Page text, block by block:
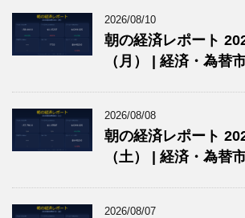
2026/08/10
朝の経済レポート
（月） | 経済・為替
2026/08/08
朝の経済レポート
（土） | 経済・為替
2026/08/07